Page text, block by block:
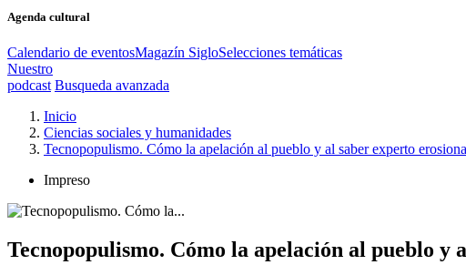
Agenda cultural
Calendario de eventosMagazín SigloSelecciones temáticas
Nuestro
podcast Busqueda avanzada
Inicio
Ciencias sociales y humanidades
Tecnopopulismo. Cómo la apelación al pueblo y al saber experto
Impreso
Tecnopopulismo. Cómo la apelación al pueblo y